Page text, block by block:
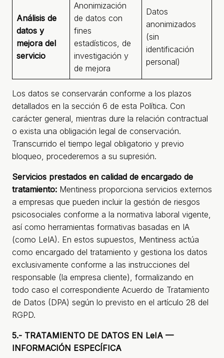
Análisis de
datos y
mejora del
servicio
Anonimización
de datos con
fines
estadísticos, de
investigación y
de mejora
Datos
anonimizados
(sin
identificación
personal)
Los datos se conservarán conforme a los plazos
detallados en la sección 6 de esta Política. Con
carácter general, mientras dure la relación contractual
o exista una obligación legal de conservación.
Transcurrido el tiempo legal obligatorio y previo
bloqueo, procederemos a su supresión.
Servicios prestados en calidad de encargado de
tratamiento: Mentiness proporciona servicios externos
a empresas que pueden incluir la gestión de riesgos
psicosociales conforme a la normativa laboral vigente,
así como herramientas formativas basadas en IA
(como LeIA). En estos supuestos, Mentiness actúa
como encargado del tratamiento y gestiona los datos
exclusivamente conforme a las instrucciones del
responsable (la empresa cliente), formalizando en
todo caso el correspondiente Acuerdo de Tratamiento
de Datos (DPA) según lo previsto en el artículo 28 del
RGPD.
5.- TRATAMIENTO DE DATOS EN LeIA —
INFORMACIÓN ESPECÍFICA